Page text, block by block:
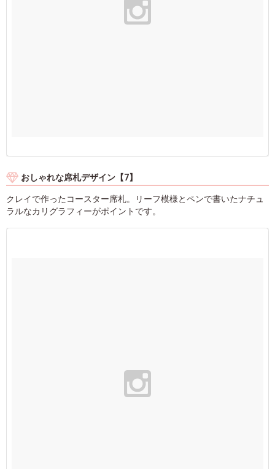
おしゃれな席札デザイン【7】
クレイで作ったコースター席札。リーフ模様とペンで書いたナチュ
ラルなカリグラフィーがポイントです。